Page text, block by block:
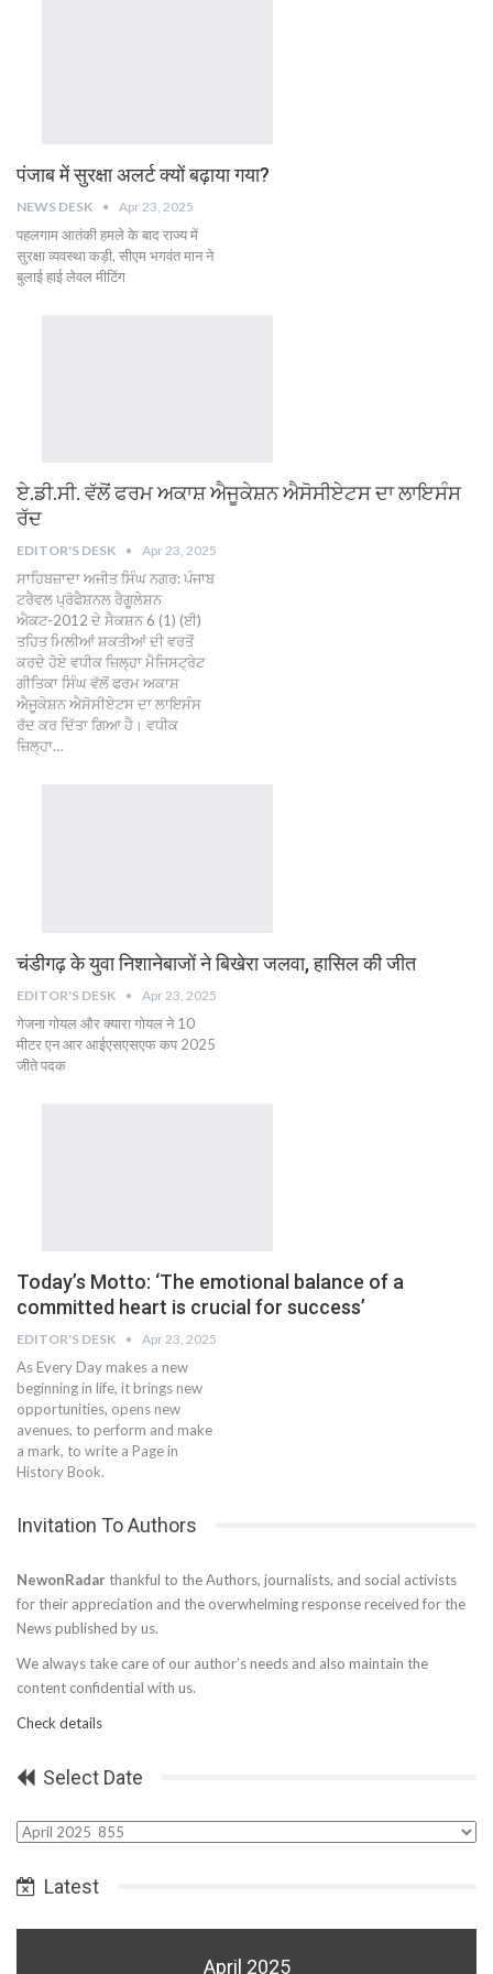
पंजाब में सुरक्षा अलर्ट क्यों बढ़ाया गया?
NEWS DESK Apr 23, 2025
पहलगाम आतंकी हमले के बाद राज्य में
सुरक्षा व्यवस्था कड़ी, सीएम भगवंत मान ने
बुलाई हाई लेवल मीटिंग
ਏ.ਡੀ.ਸੀ. ਵੱਲੋਂ ਫਰਮ ਅਕਾਸ਼ ਐਜੂਕੇਸ਼ਨ ਐਸੋਸੀਏਟਸ ਦਾ ਲਾਇਸੰਸ
ਰੱਦ
EDITOR'S DESK Apr 23, 2025
ਸਾਹਿਬਜ਼ਾਦਾ ਅਜੀਤ ਸਿੰਘ ਨਗਰ: ਪੰਜਾਬ
ਟਰੈਵਲ ਪ੍ਰੋਫੈਸ਼ਨਲ ਰੈਗੂਲੇਸ਼ਨ
ਐਕਟ-2012 ਦੇ ਸੈਕਸ਼ਨ 6 (1) (ਈ)
ਤਹਿਤ ਮਿਲੀਆਂ ਸ਼ਕਤੀਆਂ ਦੀ ਵਰਤੋਂ
ਕਰਦੇ ਹੋਏ ਵਧੀਕ ਜ਼ਿਲ੍ਹਾ ਮੈਜਿਸਟ੍ਰੇਟ
ਗੀਤਿਕਾ ਸਿੰਘ ਵੱਲੋਂ ਫਰਮ ਅਕਾਸ਼
ਐਜੂਕੇਸ਼ਨ ਐਸੋਸੀਏਟਸ ਦਾ ਲਾਇਸੰਸ
ਰੱਦ ਕਰ ਦਿੱਤਾ ਗਿਆ ਹੈ। ਵਧੀਕ
ਜ਼ਿਲ੍ਹਾ…
चंडीगढ़ के युवा निशानेबाजों ने बिखेरा जलवा, हासिल की जीत
EDITOR'S DESK Apr 23, 2025
गेजना गोयल और क्यारा गोयल ने 10
मीटर एन आर आईएसएसएफ कप 2025
जीते पदक
Today’s Motto: ‘The emotional balance of a
committed heart is crucial for success’
EDITOR'S DESK Apr 23, 2025
As Every Day makes a new
beginning in life, it brings new
opportunities, opens new
avenues, to perform and make
a mark, to write a Page in
History Book.
Invitation To Authors
NewonRadar thankful to the Authors, journalists, and social activists
for their appreciation and the overwhelming response received for the
News published by us.
We always take care of our author’s needs and also maintain the
content confidential with us.
Check details
Select Date
Select
Latest
April 2025